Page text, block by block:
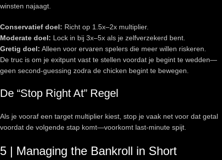
winsten najaagt.
Conservatief doel: Richt op 1.5x–2x multiplier.
Moderate doel: Lock in bij 3x–5x als je zelfverzekerd bent.
Gretig doel: Alleen voor ervaren spelers die meer willen riskeren.
De truc is om je exitpunt vast te stellen voordat je begint te wedden—
geen second-guessing zodra de chicken begint te bewegen.
De “Stop Right At” Regel
Als je vooraf een target multiplier kiest, stop je vaak net voor dat getal
voordat de volgende stap komt—voorkomt last-minute spijt.
5 | Managing the Bankroll in Short